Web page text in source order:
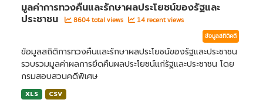
มูลค่าการทวงคืนและรักษาผลประโยชน์ของรัฐและ
ประชาชน
8604 total views 14 recent views
ข้อมูลสถิติคดี
ข้อมูลสถิติการทวงคืนและรักษาผลประโยชน์ของรัฐและประชาชน
รวบรวมมูลค่าผลการยึดคืนผลประโยชน์แก่รัฐและประชาชน โดย
กรมสอบสวนคดีพิเศษ
XLS CSV